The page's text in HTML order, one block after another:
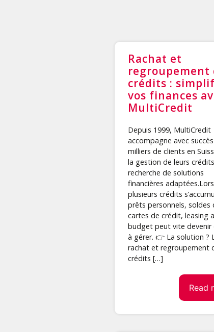
Rachat et
regroupement
crédits :
vos finances
MultiCredit
Depuis 1999, MultiCredit
accompagne avec
milliers de clients en
la gestion de leurs
recherche de solutions
financières
plusieurs crédits
prêts personnels, soldes
cartes de crédit, leasing
budget peut vite devenir
à gérer. 👉 La solution ?
rachat et regroupement
crédits […]
Read